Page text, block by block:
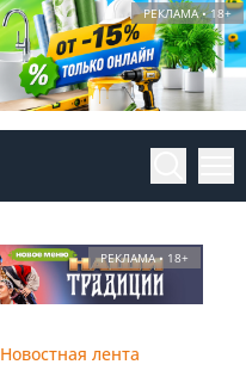
РЕКЛАМА • 18+
РЕКЛАМА • 18+
Новостная лента